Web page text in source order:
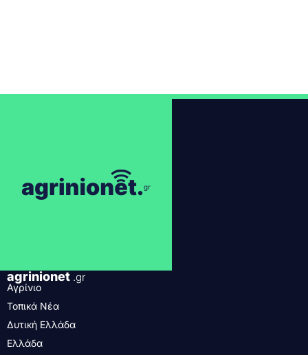
agrinionet .gr
Αγρίνιο
Τοπικά Νέα
Δυτική Ελλάδα
Ελλάδα